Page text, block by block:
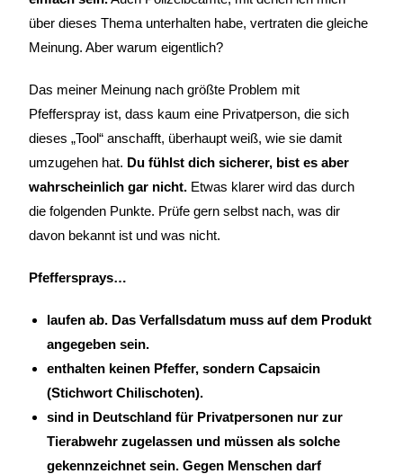
über dieses Thema unterhalten habe, vertraten die gleiche
Meinung. Aber warum eigentlich?
Das meiner Meinung nach größte Problem mit
Pfefferspray ist, dass kaum eine Privatperson, die sich
dieses „Tool“ anschafft, überhaupt weiß, wie sie damit
umzugehen hat. Du fühlst dich sicherer, bist es aber
wahrscheinlich gar nicht. Etwas klarer wird das durch
die folgenden Punkte. Prüfe gern selbst nach, was dir
davon bekannt ist und was nicht.
Pfeffersprays…
laufen ab. Das Verfallsdatum muss auf dem Produkt
angegeben sein.
enthalten keinen Pfeffer, sondern Capsaicin
(Stichwort Chilischoten).
sind in Deutschland für Privatpersonen nur zur
Tierabwehr zugelassen und müssen als solche
gekennzeichnet sein. Gegen Menschen darf